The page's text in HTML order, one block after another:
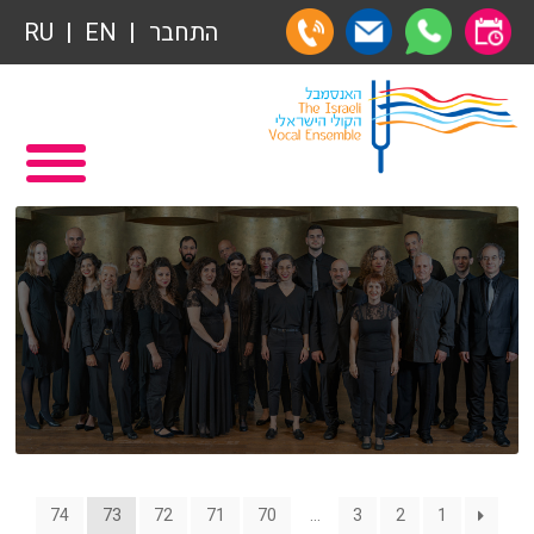
תרומות
הצטרפות לאגודת הידידים
אגודת הידידים
רכישת מנויים
שידור ישיר
VOD
צור קשר
אודות
התחבר EN
RU
ראשי
תכניה ומשחקיה – איתמר פוגש ארנב
תרומות
תרומות
הצטרפות לאגודת הידידים
אגודת הידידים
1
2
3
…
70
71
72
73
74